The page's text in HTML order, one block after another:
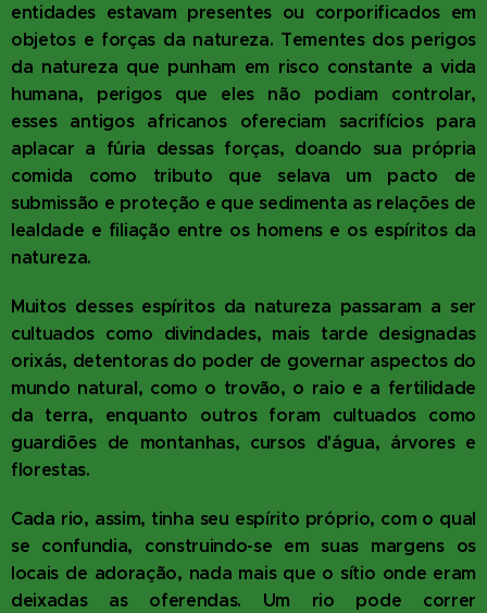
entidades estavam presentes ou corporificados em
objetos e forças da natureza. Tementes dos perigos
da natureza que punham em risco constante a vida
humana, perigos que eles não podiam controlar,
esses antigos africanos ofereciam sacrifícios para
aplacar a fúria dessas forças, doando sua própria
comida como tributo que selava um pacto de
submissão e proteção e que sedimenta as relações de
lealdade e filiação entre os homens e os espíritos da
natureza.
Muitos desses espíritos da natureza passaram a ser
cultuados como divindades, mais tarde designadas
orixás, detentoras do poder de governar aspectos do
mundo natural, como o trovão, o raio e a fertilidade
da terra, enquanto outros foram cultuados como
guardiões de montanhas, cursos d'água, árvores e
florestas.
Cada rio, assim, tinha seu espírito próprio, com o qual
se confundia, construindo-se em suas margens os
locais de adoração, nada mais que o sítio onde eram
deixadas as oferendas. Um rio pode correr